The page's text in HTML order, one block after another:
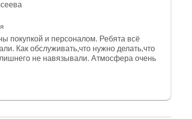
покупкой и персоналом. Ребята всё
Как обслуживать,что нужно делать,что
не навязывали. Атмосфера очень
Дмитрию, за клиентоориентированность и